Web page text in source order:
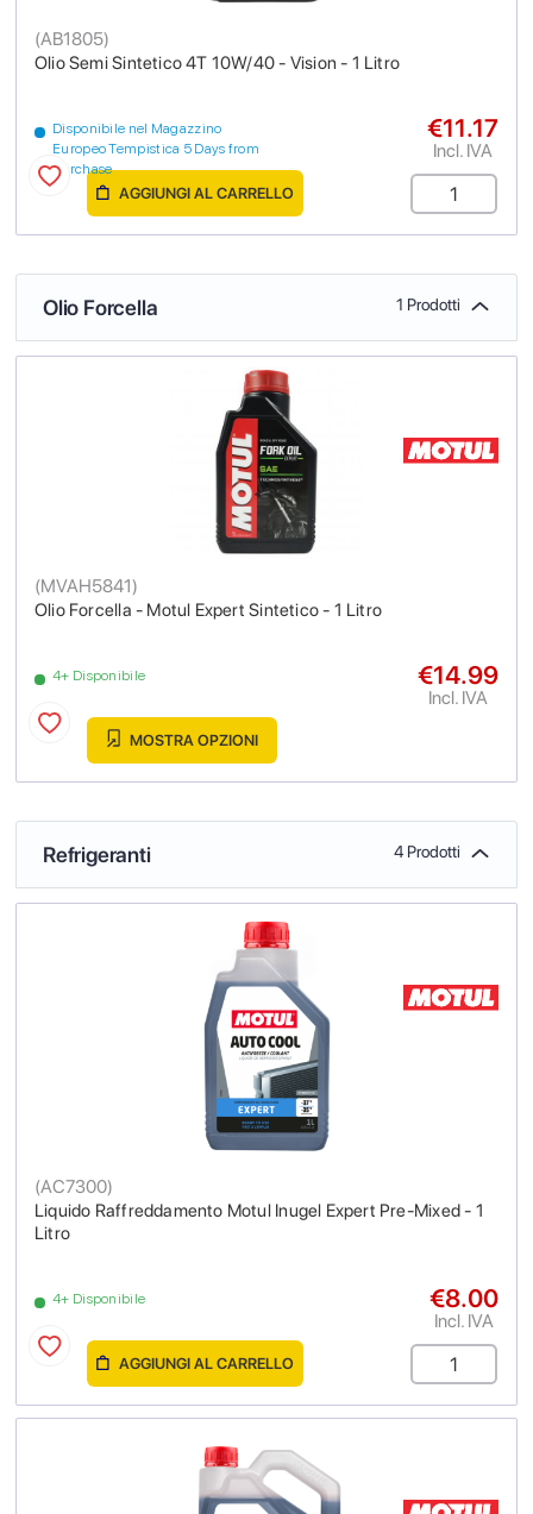
Olio Semi Sintetico 4T 10W/40 - Vision - 1 Litro
(AB1805)
Disponibile nel Magazzino
Europeo Tempistica 5 Days from
purchase
€11.17
Incl. IVA
AGGIUNGI AL CARRELLO
Olio Forcella 1 Prodotti
Olio Forcella - Motul Expert Sintetico - 1 Litro
(MVAH5841)
4+ Disponibile €14.99
Incl. IVA
MOSTRA OPZIONI
Refrigeranti 4 Prodotti
Liquido Raffreddamento Motul Inugel Expert Pre-Mixed - 1
Litro
(AC7300)
4+ Disponibile €8.00
Incl. IVA
AGGIUNGI AL CARRELLO